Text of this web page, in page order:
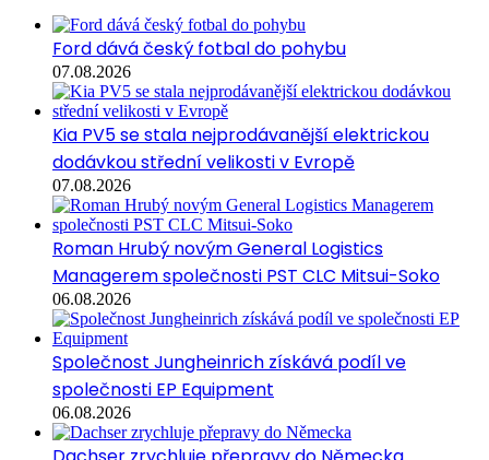
Ford dává český fotbal do pohybu
07.08.2026
Kia PV5 se stala nejprodávanější elektrickou
dodávkou střední velikosti v Evropě
07.08.2026
Roman Hrubý novým General Logistics
Managerem společnosti PST CLC Mitsui-Soko
06.08.2026
Společnost Jungheinrich získává podíl ve
společnosti EP Equipment
06.08.2026